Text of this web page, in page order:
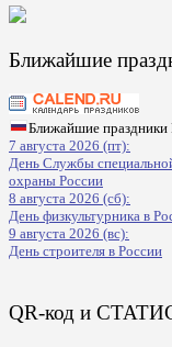
Ближайшие
Ближайшие праздники
7 августа 2026 (пт):
День Службы
охраны России
8 августа 2026 (сб):
День физкультурника в
9 августа 2026 (вс):
День строителя в России
QR-код и